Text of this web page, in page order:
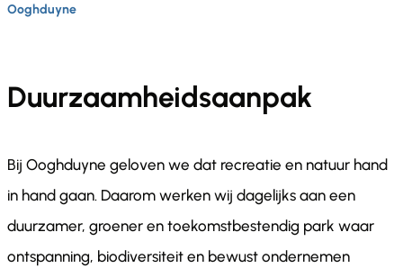
Ooghduyne
Duurzaamheidsaanpak
Bij Ooghduyne geloven we dat recreatie en natuur hand
in hand gaan. Daarom werken wij dagelijks aan een
duurzamer, groener en toekomstbestendig park waar
ontspanning, biodiversiteit en bewust ondernemen